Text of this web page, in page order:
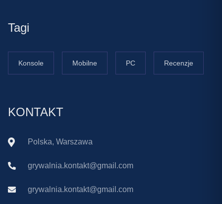
Tagi
Konsole Mobilne PC Recenzje
KONTAKT
Polska, Warszawa
grywalnia.kontakt@gmail.com
grywalnia.kontakt@gmail.com